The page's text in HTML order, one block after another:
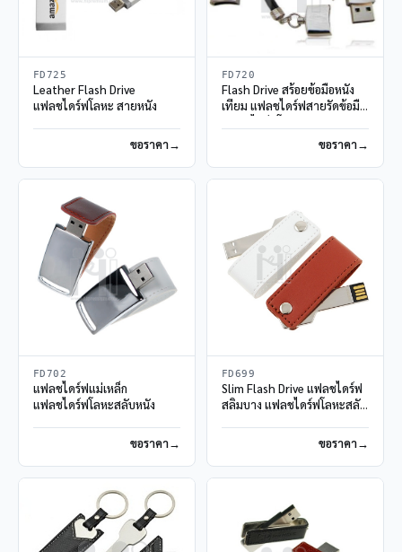
FD725
Leather Flash Drive
แฟลชไดร์ฟโลหะ สายหนัง
ขอราคา
FD720
Flash Drive สร้อยข้อมือหนัง
เทียม แฟลชไดร์ฟสายรัดข้อมือ
ขอราคา
FD702
แฟลชไดร์ฟแม่เหล็ก
แฟลชไดร์ฟโลหะสลับหนัง
ขอราคา
FD699
Slim Flash Drive แฟลชไดร์ฟ
สลิมบาง แฟลชไดร์ฟโลหะสลับ
ขอราคา